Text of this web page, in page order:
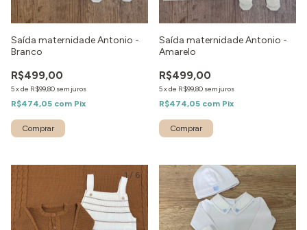
Saída maternidade Antonio -
Branco
R$499,00
5xde R$99,80 sem juros
R$474,05 com Pix
Comprar
Saída maternidade Antonio -
Amarelo
R$499,00
5xde R$99,80 sem juros
R$474,05 com Pix
Comprar
1 / 6